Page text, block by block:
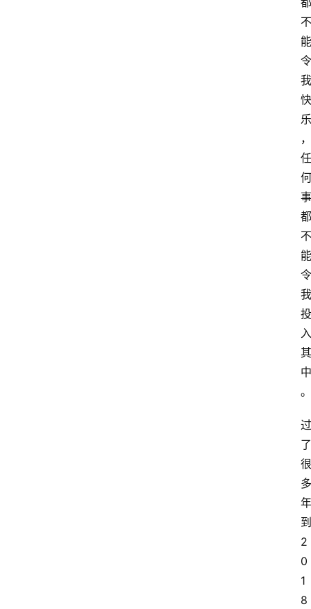
不
能
令
我
快
乐
，
任
何
事
都
不
能
令
我
投
入
其
中
。
过
了
很
多
年
到
2
0
1
8